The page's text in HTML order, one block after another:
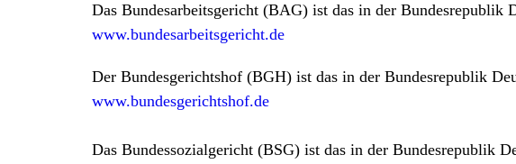
Das Bundesarbeitsgericht (BAG) ist das in der Bundesrepublik
www.bundesarbeitsgericht.de
Der Bundesgerichtshof (BGH) ist das in der Bundesrepublik
www.bundesgerichtshof.de
Das Bundessozialgericht (BSG) ist das in der Bundesrepublik